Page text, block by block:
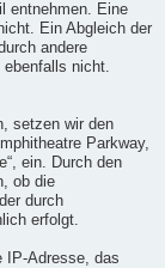
entnehmen. Eine
Ein Abgleich der
andere
ebenfalls nicht.
setzen wir den
Parkway,
ein. Durch den
ob die
durch
erfolgt.
IP-Adresse, das